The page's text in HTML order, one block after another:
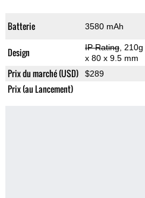
Batterie 3580 mAh
Design IP Rating, 210g
x 80 x 9.5 mm
Prix du marché (USD) $289
Prix (au Lancement)